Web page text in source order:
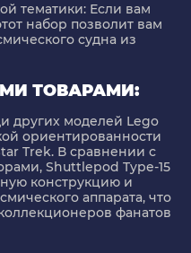
тематики: Если вам
набор позволит вам
судна из
ТОВАРАМИ:
других моделей Lego
ориентированности
Trek. В сравнении с
Shuttlepod Type-15
конструкцию и
аппарата, что
фанатов